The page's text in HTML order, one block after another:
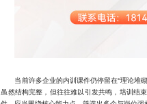
当前许多企业的内训课件仍停留在“理论堆砌
虽然结构完整，但往往难以引发共鸣，培训结